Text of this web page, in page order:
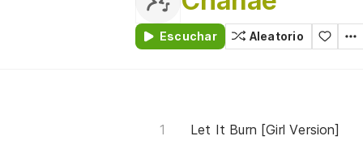
Escuchar Aleatorio
Let It Burn [Girl Version]